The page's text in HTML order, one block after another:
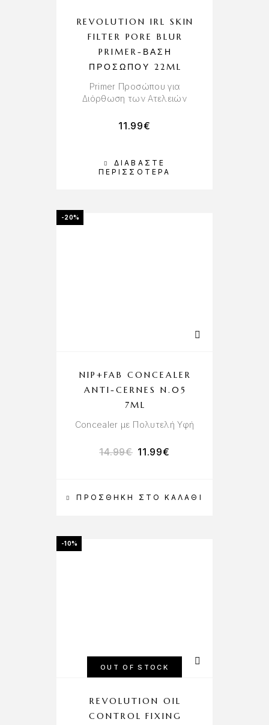
ΔΙΑΒΆΣΤΕ
ΠΕΡΙΣΣΌΤΕΡΑ
REVOLUTION IRL SKIN
FILTER PORE BLUR
PRIMER-ΒΆΣΗ
ΠΡΟΣΏΠΟΥ 22ML
Primer Προσώπου για
Διόρθωση των Ατελειών
11.99€
-20%
ΠΡΟΣΘΉΚΗ ΣΤΟ ΚΑΛΆΘΙ
NIP+FAB CONCEALER
ANTI-CERNES N.05
7ML
Concealer με Πολυτελή Υφή
14.99€ 11.99€
-10%
OUT OF STOCK
REVOLUTION OIL
CONTROL FIXING